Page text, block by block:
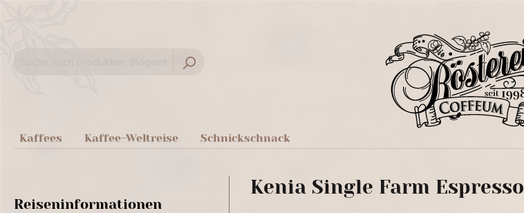
Kaffees Kaffee-Weltreise Schnickschnack
Reiseninformationen
Kenia Single Farm Espresso